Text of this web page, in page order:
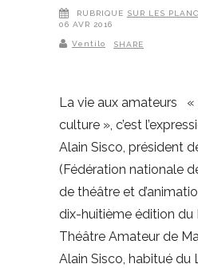
RUBRIQUE SUR LES
06 AVR 2016
Ventilo SHARE
La vie aux amateurs «
culture », c’est
Alain Sisco, président
(Fédération nationale
de théâtre et
dix-huitième édition du
Théâtre Amateur de
Alain Sisco, habitué du